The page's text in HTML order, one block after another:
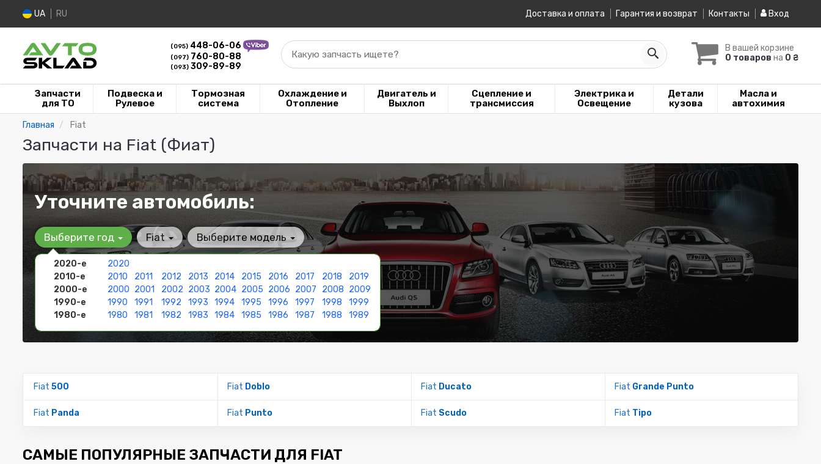
UA RU Доставка и оплата Гарантия и возврат Контакты Вход
(095) 448-06-06
(097) 760-80-88
(093) 309-89-89
В вашей корзине
0 товаров на 0 ₴
Какую запчасть ищете?
Запчасти
для ТО
Подвеска и
Рулевое
Тормозная
система
Охлаждение и
Отопление
Двигатель и
Выхлоп
Сцепление и
трансмиссия
Электрика и
Освещение
Детали
кузова
Масла и
автохимия
Главная Fiat
Запчасти на Fiat (Фиат)
Уточните автомобиль:
Выберите год
2020-е
2020
2010-е
2010 2011 2012 2013 2014 2015 2016 2017 2018
2019
2000-е
2000 2001 2002 2003 2004 2005 2006 2007 2008 2009
1990-е
1990 1991 1992 1993 1994 1995 1996 1997 1998
1999
1980-е
1980 1981 1982 1983 1984 1985 1986 1987 1988 1989
Fiat Выберите модель
Fiat 500 Fiat Doblo Fiat Ducato Fiat Grande Punto
Fiat Panda Fiat Punto Fiat Scudo Fiat Tipo
САМЫЕ ПОПУЛЯРНЫЕ ЗАПЧАСТИ ДЛЯ FIAT